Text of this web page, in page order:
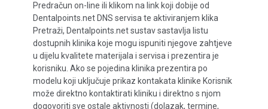
Predračun on-line ili klikom na link koji dobije od
Dentalpoints.net DNS servisa te aktiviranjem klika
Pretraži, Dentalpoints.net sustav sastavlja listu
dostupnih klinika koje mogu ispuniti njegove zahtjeve
u dijelu kvalitete materijala i servisa i prezentira je
korisniku. Ako se pojedina klinika prezentira po
modelu koji uključuje prikaz kontakata klinike Korisnik
može direktno kontaktirati kliniku i direktno s njom
dogovoriti sve ostale aktivnosti (dolazak, termine,